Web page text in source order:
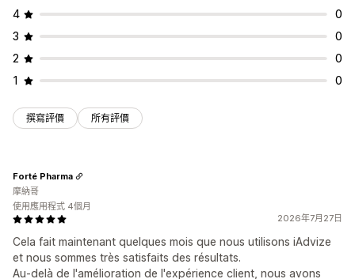
4
0
3
0
2
0
1
0
撰寫評價 所有評價
2026年7月27日
Cela fait maintenant quelques mois que nous utilisons iAdvize
et nous sommes très satisfaits des résultats.
Au-delà de l'amélioration de l'expérience client, nous avons
Forté Pharma
摩納哥
使用應用程式 4個月